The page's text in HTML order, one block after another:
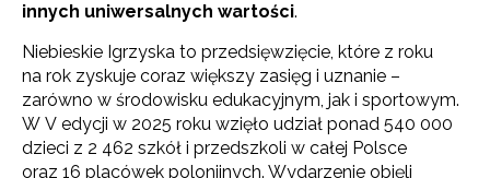
innych uniwersalnych wartości.
Niebieskie Igrzyska to przedsięwzięcie, które z roku
na rok zyskuje coraz większy zasięg i uznanie –
zarówno w środowisku edukacyjnym, jak i sportowym.
W V edycji w 2025 roku wzięło udział ponad 540 000
dzieci z 2 462 szkół i przedszkoli w całej Polsce
oraz 16 placówek polonijnych. Wydarzenie objęli